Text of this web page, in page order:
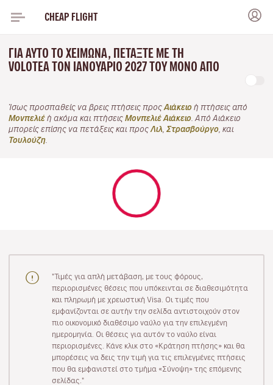
CHEAP FLIGHT
ΓΙΑ ΑΥΤΌ ΤΟ ΧΕΙΜΏΝΑ, ΠΕΤΆΞΤΕ ΜΕ ΤΗ
VOLOTEA ΤΟΝ ΙΑΝΟΥΆΡΙΟ 2027 ΤΟΥ ΜΌΝΟ ΑΠΌ
Ίσως προσπαθείς να βρεις πτήσεις προς Αιάκειο ή πτήσεις από
Μονπελιέ ή ακόμα και πτήσεις Μονπελιέ Αιάκειο . Από Αιάκειο
μπορείς επίσης να πετάξεις και προς Λιλ Στρασβούργο , και
Τουλούζη
"Τιμές για απλή μετάβαση, με τους φόρους,
περιορισμένες θέσεις που υπόκεινται σε διαθεσιμότητα
και πληρωμή με χρεωστική Visa. Οι τιμές που
εμφανίζονται σε αυτήν την σελίδα αντιστοιχούν στον
πιο οικονομικό διαθέσιμο ναύλο για την επιλεγμένη
ημερομηνία. Οι θέσεις για αυτόν το ναύλο είναι
περιορισμένες. Κάνε κλικ στο «Κράτηση πτήσης» και θα
μπορέσεις να δεις την τιμή για τις επιλεγμένες πτήσεις
που θα εμφανιστεί στο τμήμα «Σύνοψη» της επόμενης
σελίδας."